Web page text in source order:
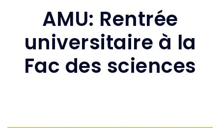
AMU: Rentrée
universitaire à la
Fac des sciences